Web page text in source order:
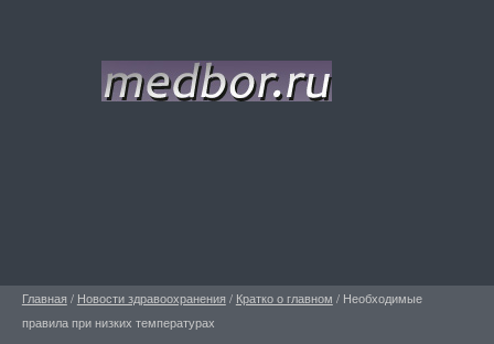
Главная / Новости здравоохранения / Кратко о главном / Необходимые
правила при низких температурах